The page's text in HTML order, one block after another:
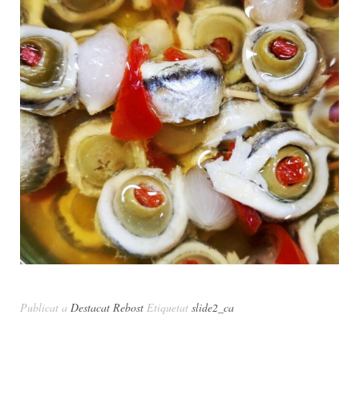
Publicat a Destacat Rebost Etiquetat slide2_ca